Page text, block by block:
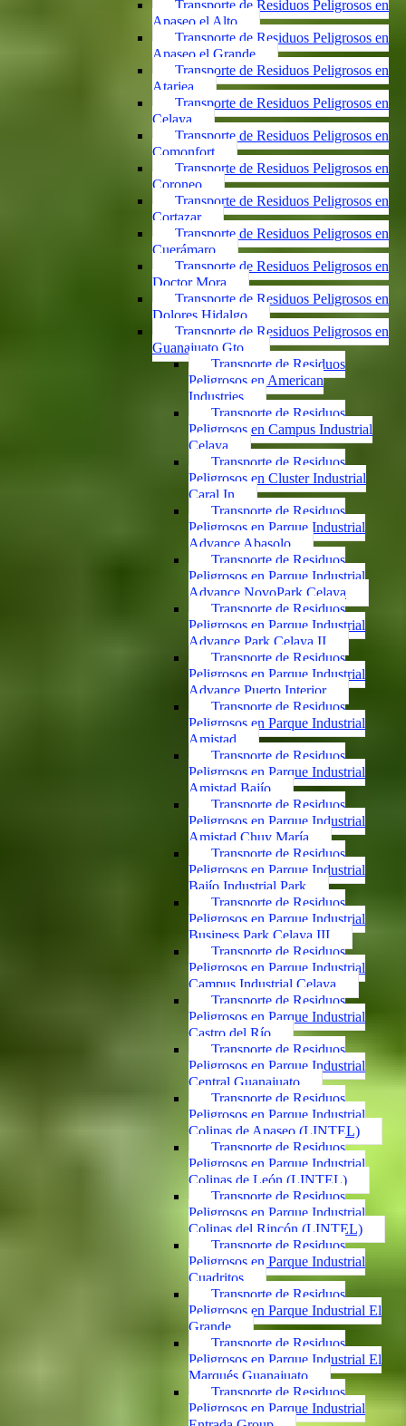
Transporte de Residuos Peligrosos en
Apaseo el Alto
Transporte de Residuos Peligrosos en
Apaseo el Grande
Transporte de Residuos Peligrosos en
Atarjea
Transporte de Residuos Peligrosos en
Celaya
Transporte de Residuos Peligrosos en
Comonfort
Transporte de Residuos Peligrosos en
Coroneo
Transporte de Residuos Peligrosos en
Cortazar
Transporte de Residuos Peligrosos en
Cuerámaro
Transporte de Residuos Peligrosos en
Doctor Mora
Transporte de Residuos Peligrosos en
Dolores Hidalgo
Transporte de Residuos Peligrosos en
Guanajuato Gto.
Transporte de Residuos
Peligrosos en American
Industries
Transporte de Residuos
Peligrosos en Campus Industrial
Celaya
Transporte de Residuos
Peligrosos en Cluster Industrial
Caral In
Transporte de Residuos
Peligrosos en Parque Industrial
Advance Abasolo
Transporte de Residuos
Peligrosos en Parque Industrial
Advance NovoPark Celaya
Transporte de Residuos
Peligrosos en Parque Industrial
Advance Park Celaya II
Transporte de Residuos
Peligrosos en Parque Industrial
Advance Puerto Interior
Transporte de Residuos
Peligrosos en Parque Industrial
Amistad
Transporte de Residuos
Peligrosos en Parque Industrial
Amistad Bajío
Transporte de Residuos
Peligrosos en Parque Industrial
Amistad Chuy María
Transporte de Residuos
Peligrosos en Parque Industrial
Bajío Industrial Park
Transporte de Residuos
Peligrosos en Parque Industrial
Business Park Celaya III
Transporte de Residuos
Peligrosos en Parque Industrial
Campus Industrial Celaya
Transporte de Residuos
Peligrosos en Parque Industrial
Castro del Río
Transporte de Residuos
Peligrosos en Parque Industrial
Central Guanajuato
Transporte de Residuos
Peligrosos en Parque Industrial
Colinas de Apaseo (LINTEL)
Transporte de Residuos
Peligrosos en Parque Industrial
Colinas de León (LINTEL)
Transporte de Residuos
Peligrosos en Parque Industrial
Colinas del Rincón (LINTEL)
Transporte de Residuos
Peligrosos en Parque Industrial
Cuadritos
Transporte de Residuos
Peligrosos en Parque Industrial El
Grande
Transporte de Residuos
Peligrosos en Parque Industrial El
Marqués Guanajuato
Transporte de Residuos
Peligrosos en Parque Industrial